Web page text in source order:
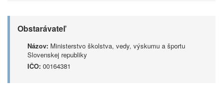
Obstarávateľ
Názov: Ministerstvo školstva, vedy, výskumu a športu
Slovenskej republiky
IČO: 00164381